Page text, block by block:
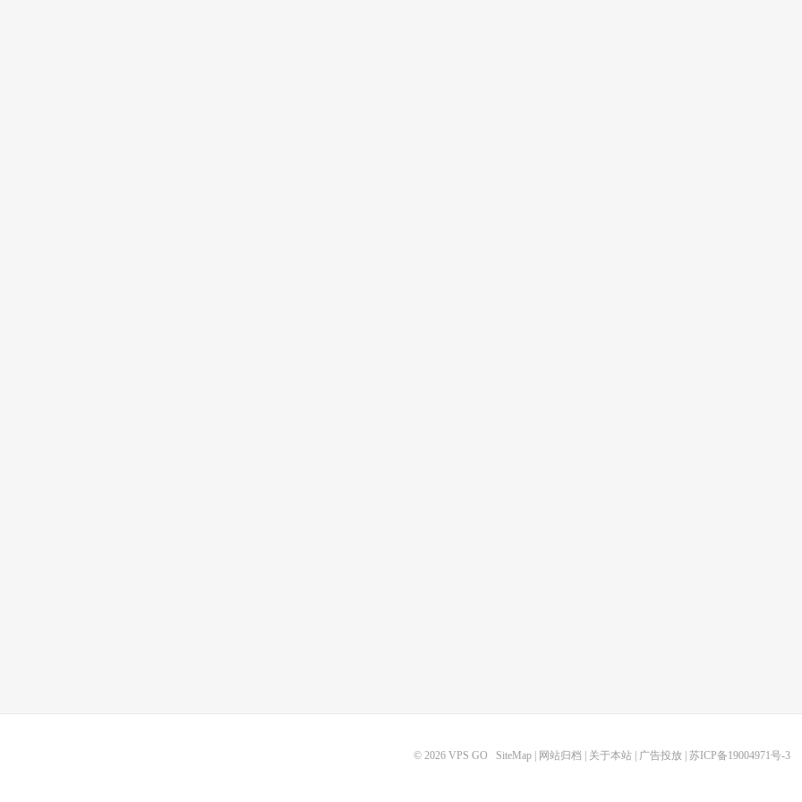
© 2026 VPS GO SiteMap| 网站归档 关于本站| 广告投放| 苏ICP备19004971号-3